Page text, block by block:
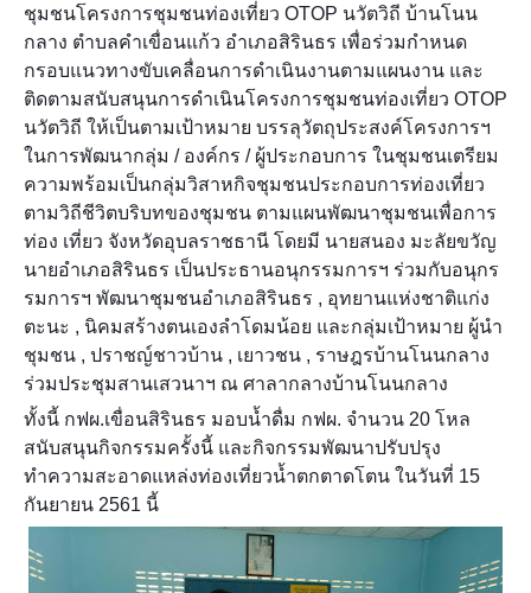
ชุมชนโครงการชุมชนท่องเที่ยว OTOP นวัตวิถี บ้านโนน
กลาง ตำบลคำเขื่อนแก้ว อำเภอสิรินธร เพื่อร่วมกำหนด
กรอบแนวทางขับเคลื่อนการดำเนินงานตามแผนงาน และ
ติดตามสนับสนุนการดำเนินโครงการชุมชนท่องเที่ยว OTOP
นวัตวิถี ให้เป็นตามเป้าหมาย บรรลุวัตถุประสงค์โครงการฯ
ในการพัฒนากลุ่ม / องค์กร / ผู้ประกอบการ ในชุมชนเตรียม
ความพร้อมเป็นกลุ่มวิสาหกิจชุมชนประกอบการท่องเที่ยว
ตามวิถีชีวิตบริบทของชุมชน ตามแผนพัฒนาชุมชนเพื่อการ
ท่อง เที่ยว จังหวัดอุบลราชธานี โดยมี นายสนอง มะลัยขวัญ
นายอำเภอสิรินธร เป็นประธานอนุกรรมการฯ ร่วมกับอนุกร
รมการฯ พัฒนาชุมชนอำเภอสิรินธร , อุทยานแห่งชาติแก่ง
ตะนะ , นิคมสร้างตนเองลำโดมน้อย และกลุ่มเป้าหมาย ผู้นำ
ชุมชน , ปราชญ์ชาวบ้าน , เยาวชน , ราษฎรบ้านโนนกลาง
ร่วมประชุมสานเสวนาฯ ณ ศาลากลางบ้านโนนกลาง
ทั้งนี้ กฟผ.เขื่อนสิรินธร มอบน้ำดื่ม กฟผ. จำนวน 20 โหล
สนับสนุนกิจกรรมครั้งนี้ และกิจกรรมพัฒนาปรับปรุง
ทำความสะอาดแหล่งท่องเที่ยวน้ำตกตาดโตน ในวันที่ 15
กันยายน 2561 นี้